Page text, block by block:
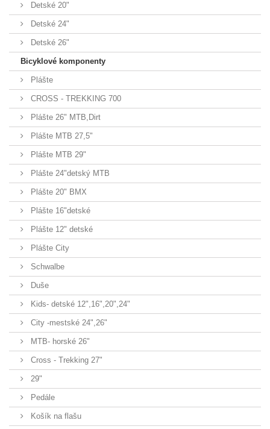
Detské 20"
Detské 24"
Detské 26"
Bicyklové komponenty
Plášte
CROSS - TREKKING 700
Plášte 26" MTB,Dirt
Plášte MTB 27,5"
Plášte MTB 29"
Plášte 24"detský MTB
Plášte 20" BMX
Plášte 16"detské
Plášte 12" detské
Plášte City
Schwalbe
Duše
Kids- detské 12",16",20",24"
City -mestské 24",26"
MTB- horské 26"
Cross - Trekking 27"
29"
Pedále
Košík na flašu